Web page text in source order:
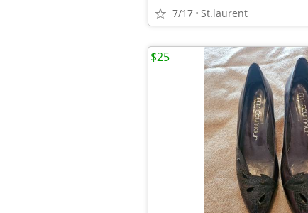
7/17 St.laurent
$25